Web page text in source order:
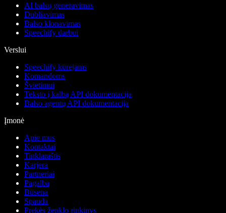
AI balsų generavimas
Dubliavimas
Balso klonavimas
Speechify darbui
Verslui
Speechify kūrėjams
Komandoms
Švietimui
Teksto į kalbą API dokumentacija
Balso agentų API dokumentacija
Įmonė
Apie mus
Kontaktai
Tinklaraštis
Karjera
Partneriai
Pagalba
Būsena
Spauda
Prekės ženklo rinkinys